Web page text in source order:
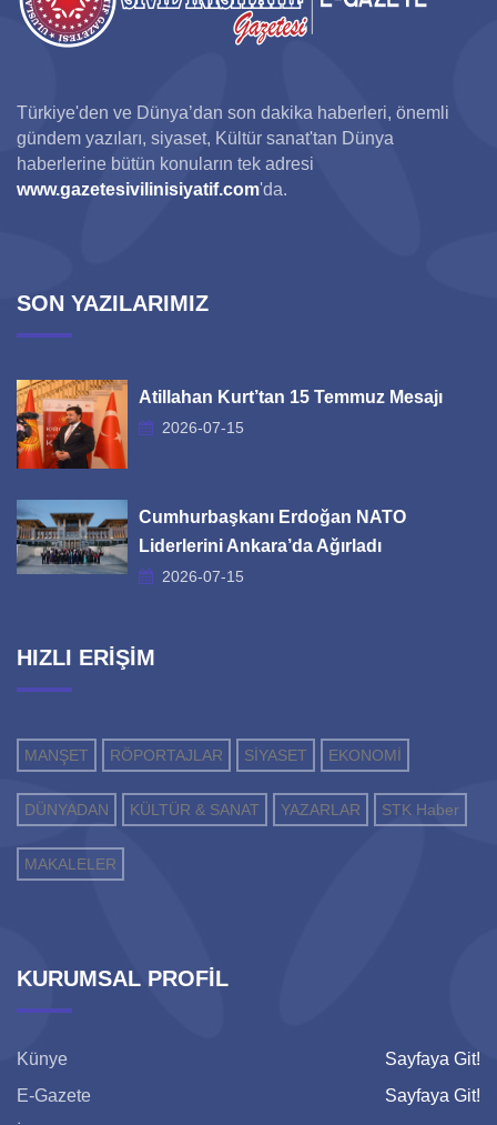
Türkiye'den ve Dünya’dan son dakika haberleri, önemli
gündem yazıları, siyaset, Kültür sanat'tan Dünya
haberlerine bütün konuların tek adresi
www.gazetesivilinisiyatif.com'da.
SON YAZILARIMIZ
Atillahan Kurt’tan 15 Temmuz Mesajı
2026-07-15
Cumhurbaşkanı Erdoğan NATO
Liderlerini Ankara’da Ağırladı
2026-07-15
HIZLI ERİŞİM
MANŞET RÖPORTAJLAR SİYASET EKONOMİ
DÜNYADAN KÜLTÜR & SANAT YAZARLAR STK Haber
MAKALELER
KURUMSAL PROFİL
Künye
Sayfaya Git!
E-Gazete
Sayfaya Git!